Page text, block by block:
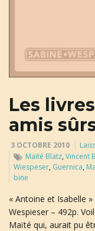
Les
amis
3 OCTOBRE 2010
Maïté Blatz,Vincent
Wiespeser, Guernica,
bine
« Antoine et Isabelle
Wespieser – 492p.
Maïté qui, aurait pu